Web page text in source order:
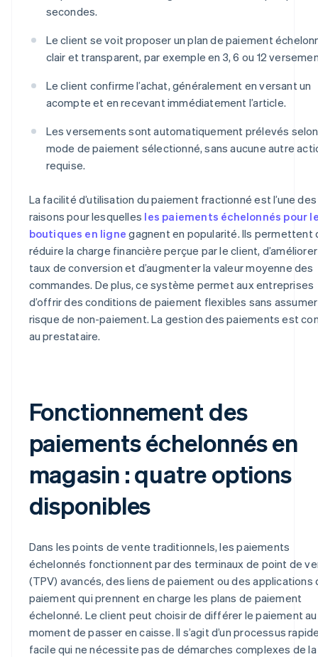
secondes.
Le client se voit proposer un plan de paiement
clair et transparent, par exemple en 3, 6 ou 12
Le client confirme l’achat, généralement en versant un
acompte et en recevant immédiatement l’article.
Les versements sont automatiquement prélevés
mode de paiement sélectionné, sans aucune autre
requise.
La facilité d’utilisation du paiement fractionné est l’une des
raisons pour lesquelles les paiements échelonnés pour
boutiques en ligne gagnent en popularité. Ils permettent
réduire la charge financière perçue par le client,
taux de conversion et d’augmenter la valeur moyenne des
commandes. De plus, ce système permet aux entreprises
d’offrir des conditions de paiement flexibles sans
risque de non-paiement. La gestion des paiements est
au prestataire.
Fonctionnement des
paiements échelonnés en
magasin : quatre options
disponibles
Dans les points de vente traditionnels, les paiements
échelonnés fonctionnent par des terminaux de point de
(TPV) avancés, des liens de paiement ou des applications
paiement qui prennent en charge les plans de paiement
échelonné. Le client peut choisir de différer le paiement au
moment de passer en caisse. Il s’agit d’un processus
facile qui ne nécessite pas de démarches complexes de